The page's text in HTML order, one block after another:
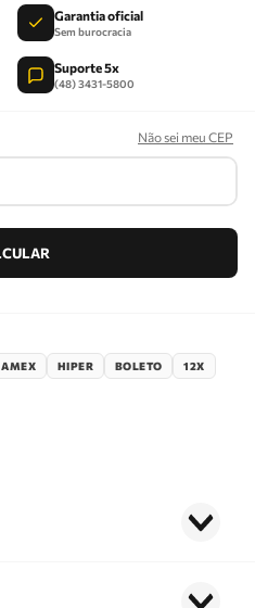
Garantia oficial
Sem burocracia
Suporte 5x
(48) 3431-5800
Não sei meu CEP
AMEX HIPER BOLETO 12X